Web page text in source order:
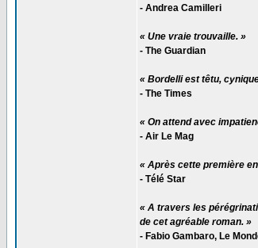
- Andrea Camilleri
« Une vraie trouvaille. »
- The Guardian
« Bordelli est têtu,
- The Times
« On attend avec
- Air Le Mag
« Après cette première
- Télé Star
« A travers les
de cet agréable roman. »
- Fabio Gambaro, Le